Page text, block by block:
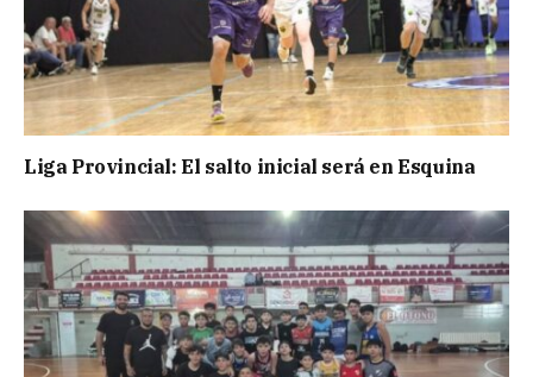
Liga Provincial: El salto inicial será en Esquina